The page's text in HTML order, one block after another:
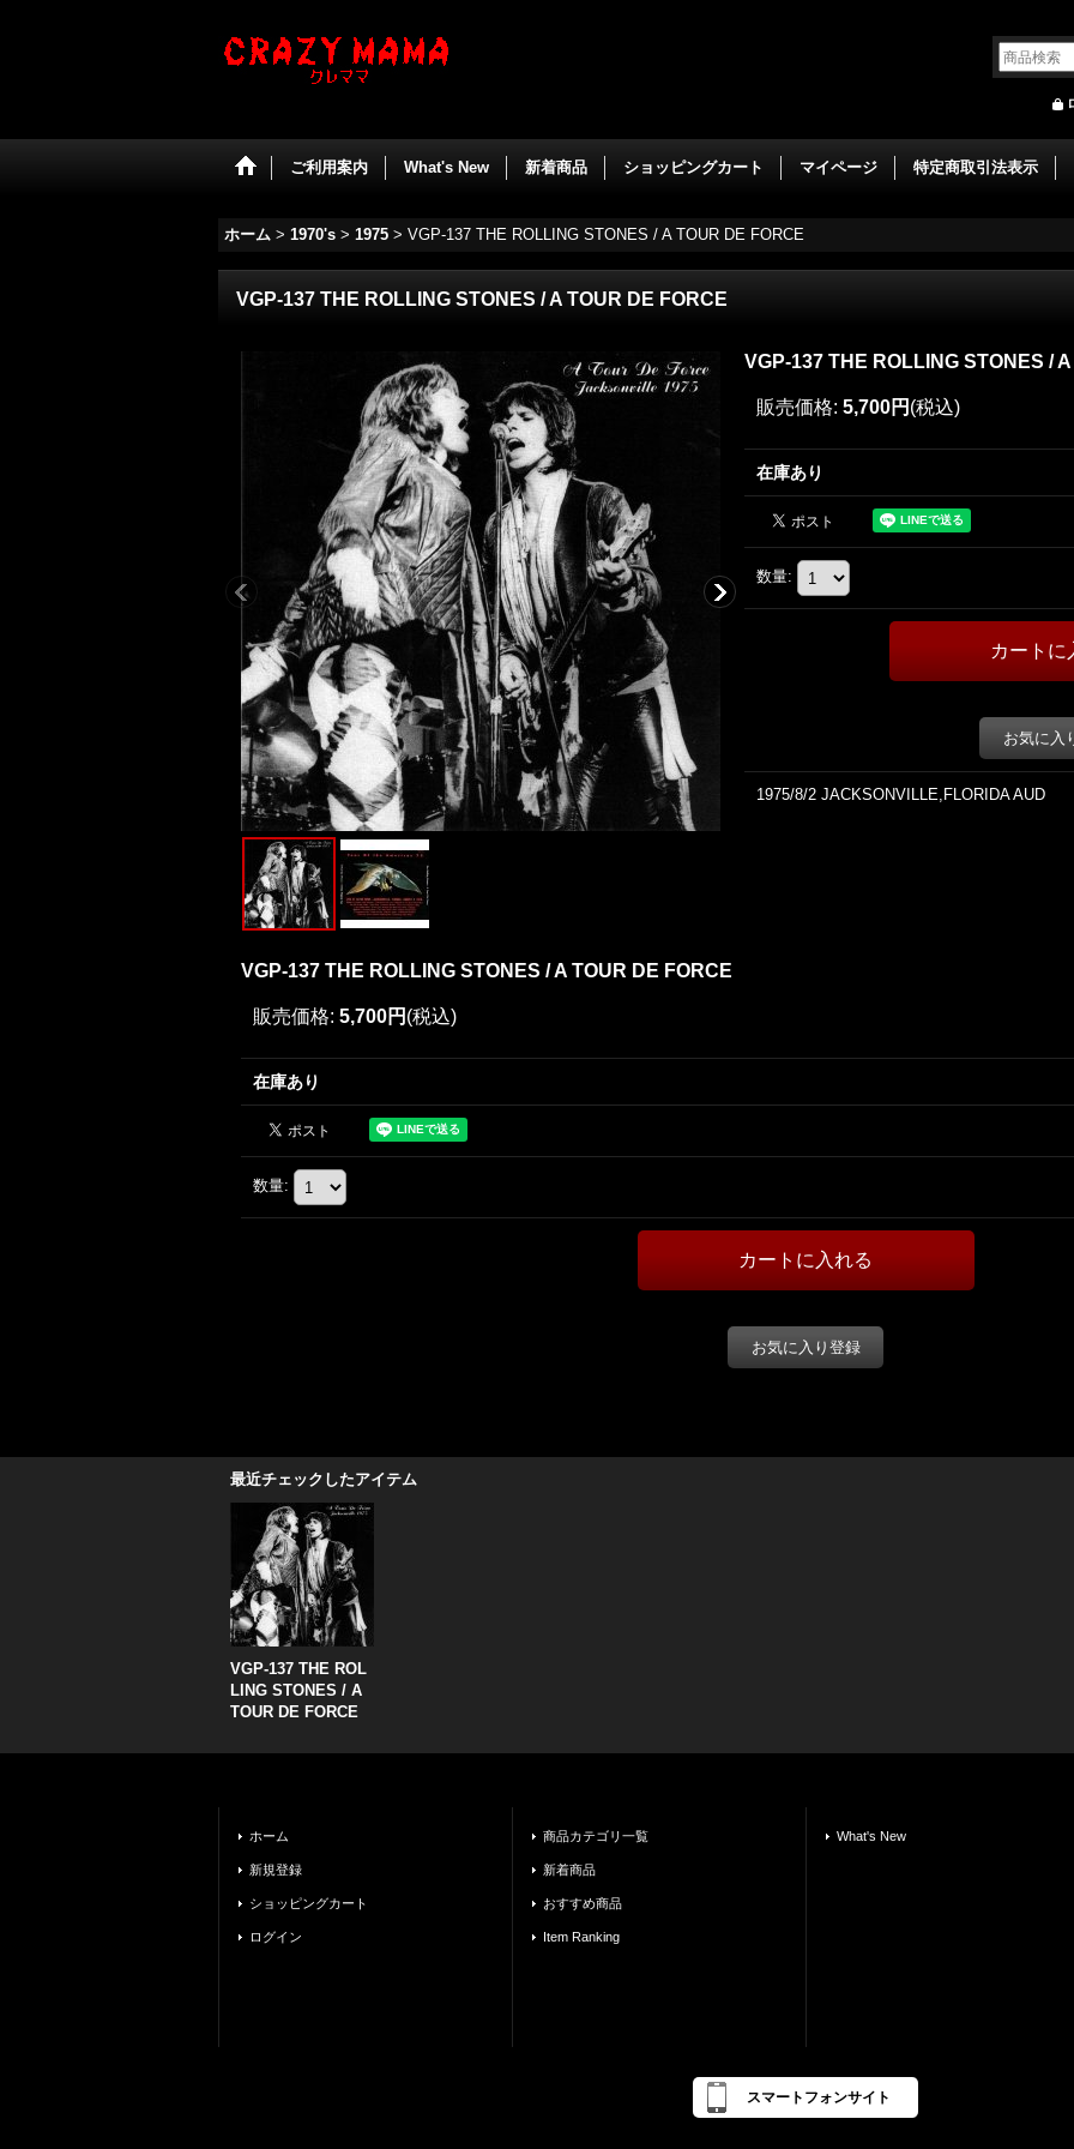
ご利用案内 What's New 新着商品 ショッピングカート マイページ 特定商取引法表示
ホーム > 1970's > 1975 > VGP-137 THE ROLLING STONES / A TOUR DE FORCE
VGP-137 THE ROLLING STONES / A TOUR DE FORCE
VGP-137 THE ROLLING STONES /
販売価格: 5,700円 (税込)
在庫あり
数量:
お気に入
1975/8/2 JACKSONVILLE,FLORIDA AUD
VGP-137 THE ROLLING STONES / A TOUR DE FORCE
販売価格: 5,700円 (税込)
在庫あり
数量:
お気に入り登録
最近チェックしたアイテム
VGP-137 THE ROL
LING STONES / A
TOUR DE FORCE
ホーム
新規登録
ショッピングカート
ログイン
商品カテゴリ一覧
新着商品
おすすめ商品
Item Ranking
What's New
スマートフォンサイト